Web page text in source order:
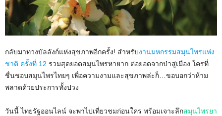
กลับมาทวงบัลลังก์แห่งสุขภาพอีกครั้ง! สำหรับงานมหกรรมสมุนไพรแห่ง
ชาติ ครั้งที่ 12 รวมสุดยอดสมุนไพรหายาก ต่อยอดจากป่าสู่เมือง ใครที่
ชื่นชอบสมุนไพรไทยๆ เพื่อความงามและสุขภาพล่ะก็…ขอบอกว่าห้าม
พลาดด้วยประการทั้งปวง
วันนี้ ไทยรัฐออนไลน์ จะพาไปเที่ยวชมก่อนใคร พร้อมเจาะลึกสมุนไพรยา